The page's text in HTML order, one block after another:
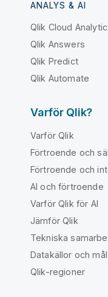
ANALYS & AI
Qlik Cloud
Qlik Answers
Qlik Predict
Qlik Automate
Varför Qlik?
Varför Qlik
Förtroende och
Förtroende och
AI och förtroende
Varför Qlik för AI
Jämför Qlik
Tekniska
Datakällor och mål
Qlik-regioner